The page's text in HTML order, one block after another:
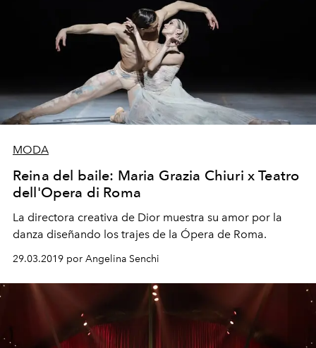
MODA
Reina del baile: Maria Grazia Chiuri x Teatro
dell'Opera di Roma
La directora creativa de Dior muestra su amor por la
danza diseñando los trajes de la Ópera de Roma.
29.03.2019 por Angelina Senchi